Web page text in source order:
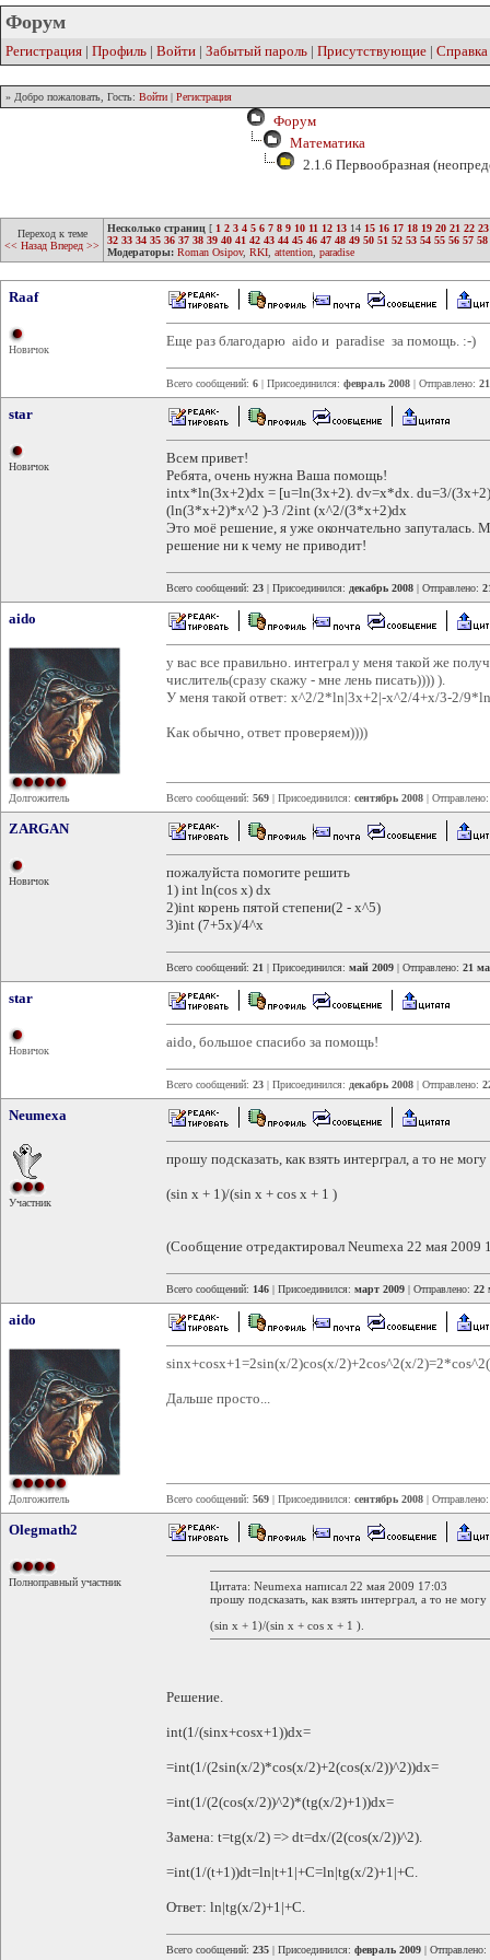
Форум
Регистрация | Профиль | Войти | Забытый пароль | Присутствующие | Справка
» Добро пожаловать, Гость: Войти | Регистрация
Форум
Математика
2.1.6 Первообразная
Переход к теме
<< Назад Вперед >>
Несколько страниц [ 1 2 3 4 5 6 7 8 9 10 11 12 13 14 15 16 17 18 19 20 21 22 23
32 33 34 35 36 37 38 39 40 41 42 43 44 45 46 47 48 49 50 51 52 53 54 55 56 57 58
Модераторы: Roman Osipov, RKI attention paradise
Raaf
Новичок
Еще раз благодарю aido и paradise за помощь. :-)
Всего сообщений: 6 | Присоединился: февраль 2008 | Отправлено:
star
Новичок
Всем привет!
Ребята, очень нужна Ваша помощь!
intx*ln(3x+2)dx = [u=ln(3x+2). dv=x*dx. du=3/
(ln(3*x+2)*x^2 )-3 /2int (x^2/(3*x+2)dx
Это моё решение, я уже окончательно запуталась.
решение ни к чему не приводит!
Всего сообщений: 23 | Присоединился: декабрь 2008 | Отправлено:
aido
Долгожитель
у вас все правильно. интеграл у меня такой же
числитель(сразу скажу - мне лень писать)))) ).
У меня такой ответ: x^2/2*ln|3x+2|-x^2/4+x/3-2/
Как обычно, ответ проверяем))))
Всего сообщений: 569 | Присоединился: сентябрь 2008 |
ZARGAN
Новичок
пожалуйста помогите решить
1) int ln(cos x) dx
2)int корень пятой степени(2 - x^5)
3)int (7+5x)/4^x
Всего сообщений: 21 | Присоединился: май 2009 | Отправлено: 21
star
Новичок
aido, большое спасибо за помощь!
Всего сообщений: 23 | Присоединился: декабрь 2008 | Отправлено:
Neumexa
Участник
прошу подсказать, как взять интерграл, а то не
(sin x + 1)/(sin x + cos x + 1 )
(Сообщение отредактировал Neumexa 22 мая 2009
Всего сообщений: 146 | Присоединился: март 2009 | Отправлено: 22
aido
Долгожитель
sinx+cosx+1=2sin(x/2)cos(x/2)+2cos^2(x/
Дальше просто...
Всего сообщений: 569 | Присоединился: сентябрь 2008 |
Olegmath2
Полноправный участник
Цитата: Neumexa написал 22 мая 2009 17:03
прошу подсказать, как взять интерграл, а то не
(sin x + 1)/(sin x + cos x + 1 ).
Решение.
int(1/(sinx+cosx+1))dx=
=int(1/(2sin(x/2)*cos(x/2)+2(cos(x/2))^2))dx=
=int(1/(2(cos(x/2))^2)*(tg(x/2)+1))dx=
Замена: t=tg(x/2) => dt=dx/(2(cos(x/2))^2).
=int(1/(t+1))dt=ln|t+1|+C=ln|tg(x/2)+1|+C.
Ответ: ln|tg(x/2)+1|+C.
Всего сообщений: 235 | Присоединился: февраль 2009 | Отправлено: